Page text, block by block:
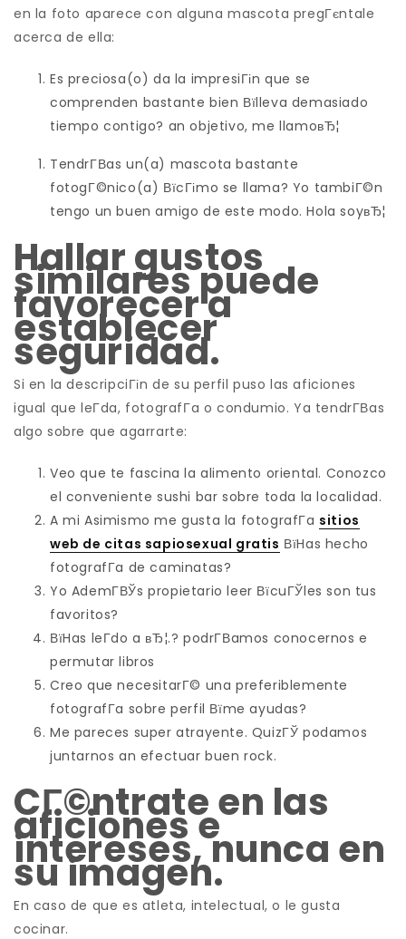
en la foto aparece con alguna mascota pregГєntale
acerca de ella:
Es preciosa(o) da la impresiГіn que se
comprenden bastante bien Вїlleva demasiado
tiempo contigo? an objetivo, me llamoвЂ¦
TendrГ­В­as un(a) mascota bastante
fotogГ©nico(a) ВїcГіmo se llama? Yo tambiГ©n
tengo un buen amigo de este modo. Hola soyвЂ¦
Hallar gustos
similares puede
favorecer a
establecer
seguridad.
Si en la descripciГіn de su perfil puso las aficiones
igual que leГ­da, fotografГ­a o condumio. Ya tendrГ­В­as
algo sobre que agarrarte:
Veo que te fascina la alimento oriental. Conozco
el conveniente sushi bar sobre toda la localidad.
A mi Asimismo me gusta la fotografГ­a sitios
web de citas sapiosexual gratis ВїHas hecho
fotografГ­a de caminatas?
Yo AdemГ­ВЎs propietario leer ВїcuГЎles son tus
favoritos?
ВїHas leГ­do a вЂ¦.? podrГ­В­amos conocernos e
permutar libros
Creo que necesitarГ© una preferiblemente
fotografГ­a sobre perfil Вїme ayudas?
Me pareces super atrayente. QuizГЎ podamos
juntarnos an efectuar buen rock.
CГ©ntrate en las
aficiones e
intereses, nunca en
su imagen.
En caso de que es atleta, intelectual, o le gusta
cocinar.